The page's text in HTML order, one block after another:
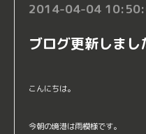
2014-04-04
ブログ更新しまし
こんにちは。
今朝の境港は雨模様です。